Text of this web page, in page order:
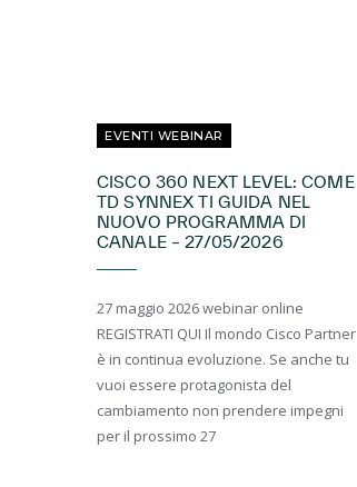
EVENTI WEBINAR
CISCO 360 NEXT LEVEL: COME
TD SYNNEX TI GUIDA NEL
NUOVO PROGRAMMA DI
CANALE – 27/05/2026
27 maggio 2026 webinar online
REGISTRATI QUI Il mondo Cisco Partner
è in continua evoluzione. Se anche tu
vuoi essere protagonista del
cambiamento non prendere impegni
per il prossimo 27